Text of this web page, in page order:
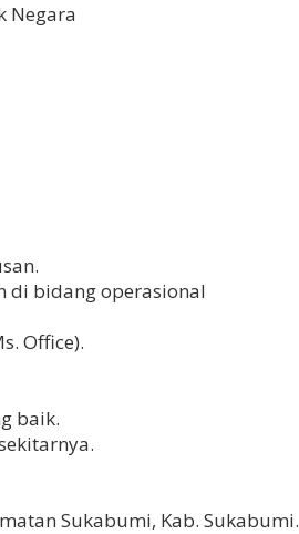
Negara
di bidang operasional
Office).
baik.
Sukabumi, Kab. Sukabumi.